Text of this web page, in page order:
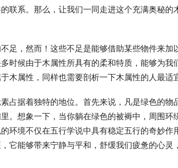
联系。那么，让我们一同走进这个充满奥秘的
足，然而！这些不足是能够借助某些物件来加
时候由于木属性所具有的柔和特质，能够为我
木属性，同样也需要剖析一下木属性的人最适
占据着独特的地位。首先来说，凡是绿色的物
。想象一下，当你躺在绿色的被褥中，周围环
环境不仅在五行学说中具有稳定五行的奇妙作
它能够带来宁静与平和，舒缓我们疲惫的心灵